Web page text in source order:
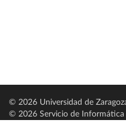
© 2026 Universidad de
© 2026 Servicio de Informática